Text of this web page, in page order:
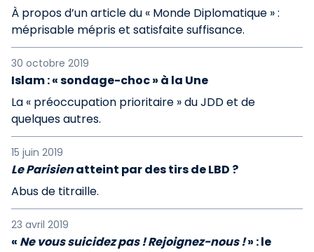
À propos d’un article du « Monde Diplomatique » :
méprisable mépris et satisfaite suffisance.
30 octobre 2019
Islam : « sondage-choc » à la Une
La « préoccupation prioritaire » du JDD et de
quelques autres.
15 juin 2019
Le Parisienatteint par des tirs de LBD ?
Abus de titraille.
23 avril 2019
« Ne vous suicidez pas ! Rejoignez-nous !» : le